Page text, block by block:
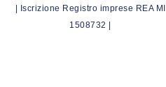
| Iscrizione Registro imprese REA MI
1508732 |